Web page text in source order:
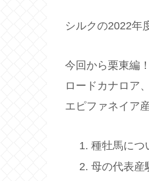
シルクの2022年
今回から栗東編
ロードカナロア
エピファネイア
種牡馬につ
母の代表産